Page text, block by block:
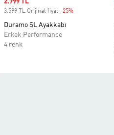
Sale price
2.799 TL
3.599 TL Orijinal fiyat -25%
Duramo SL Ayakkabı
Erkek Performance
4 renk